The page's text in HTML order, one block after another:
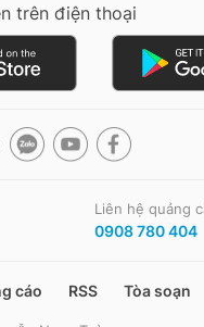
trên điện thoại
Liên hệ quảng
0908 780 404
cáo RSS Tòa soạn